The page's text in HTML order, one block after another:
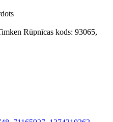
Rūpnīcas kods: 93065,